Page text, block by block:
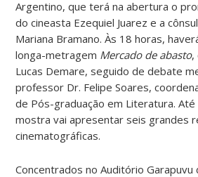
Argentino, que terá na abertura o
do cineasta Ezequiel Juarez e a
Mariana Bramano. Às 18 horas,
longa-metragem Mercado de abasto,
Lucas Demare, seguido de debate
professor Dr. Felipe Soares,
de Pós-graduação em Literatura. Até
mostra vai apresentar seis grandes
cinematográficas.
Concentrados no Auditório Garapuvu